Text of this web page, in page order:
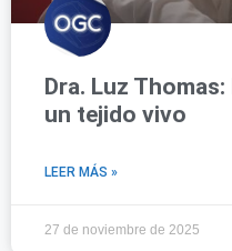
Dra. Luz
un tejido vivo
LEER MÁS »
27 de noviembre de 2025